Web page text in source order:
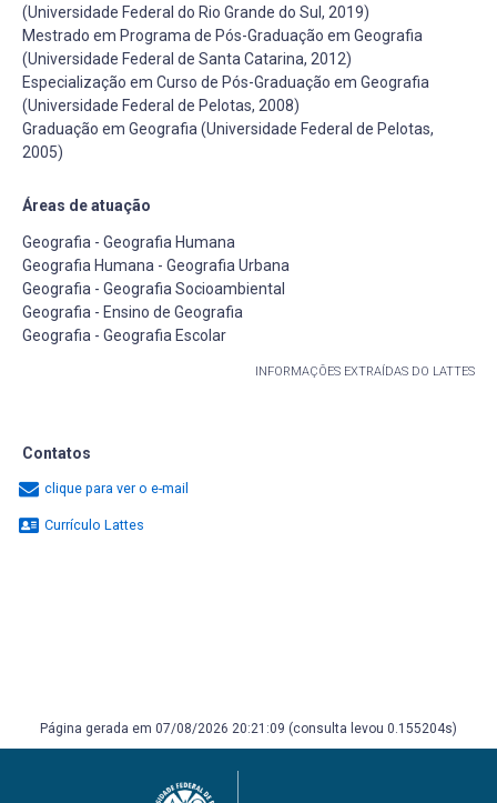
(Universidade Federal do Rio Grande do Sul, 2019)
Mestrado em Programa de Pós-Graduação em Geografia
(Universidade Federal de Santa Catarina, 2012)
Especialização em Curso de Pós-Graduação em Geografia
(Universidade Federal de Pelotas, 2008)
Graduação em Geografia (Universidade Federal de Pelotas,
2005)
Áreas de atuação
Geografia - Geografia Humana
Geografia Humana - Geografia Urbana
Geografia - Geografia Socioambiental
Geografia - Ensino de Geografia
Geografia - Geografia Escolar
INFORMAÇÕES EXTRAÍDAS DO LATTES
Contatos
clique para ver o e-mail
Currículo Lattes
Página gerada em 07/08/2026 20:21:09 (consulta levou 0.155204s)